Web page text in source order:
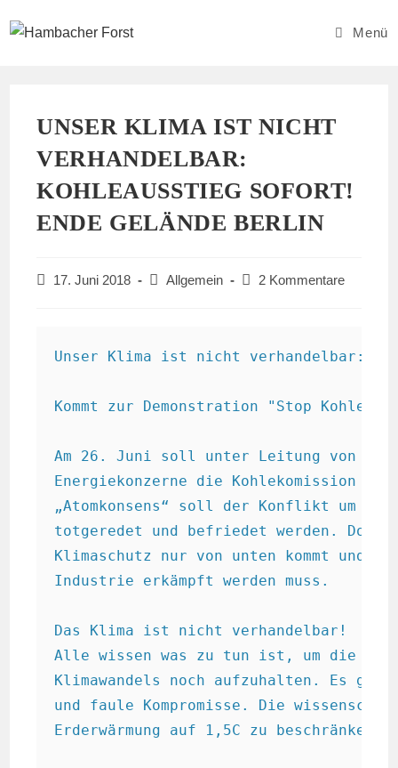
Inhalt
Menü
UNSER KLIMA IST NICHT
VERHANDELBAR:
KOHLEAUSSTIEG SOFORT!
ENDE GELÄNDE BERLIN
Beitrag
17. Juni 2018
Beitrags-
Allgemein
Beitrags-
2 Kommentare
Unser Klima ist nicht verhandelbar:
Kommt zur Demonstration "Stop
Am 26. Juni soll unter Leitung von
Energiekonzerne die Kohlekomission
„Atomkonsens“ soll der Konflikt um die
totgeredet und befriedet werden. Doch
Klimaschutz nur von unten kommt und
Industrie erkämpft werden muss.
Das Klima ist nicht verhandelbar!
Alle wissen was zu tun ist, um die
Klimawandels noch aufzuhalten. Es
und faule Kompromisse. Die
Erderwärmung auf 1,5C zu